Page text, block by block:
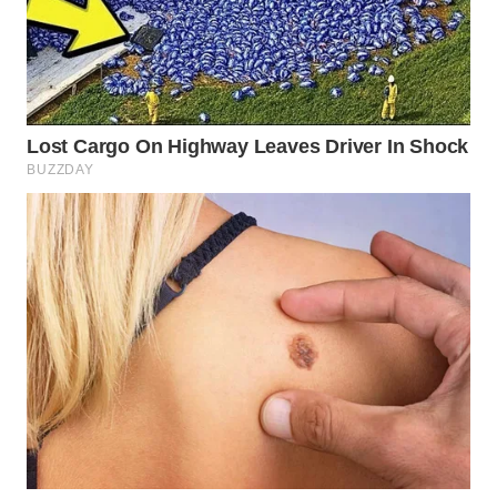
KARING
NEWS
JURNAL
MARITIM
HUMBANG
NEWS
GARONGGANG
NEWS
FISUELRI
ID
ENERGI